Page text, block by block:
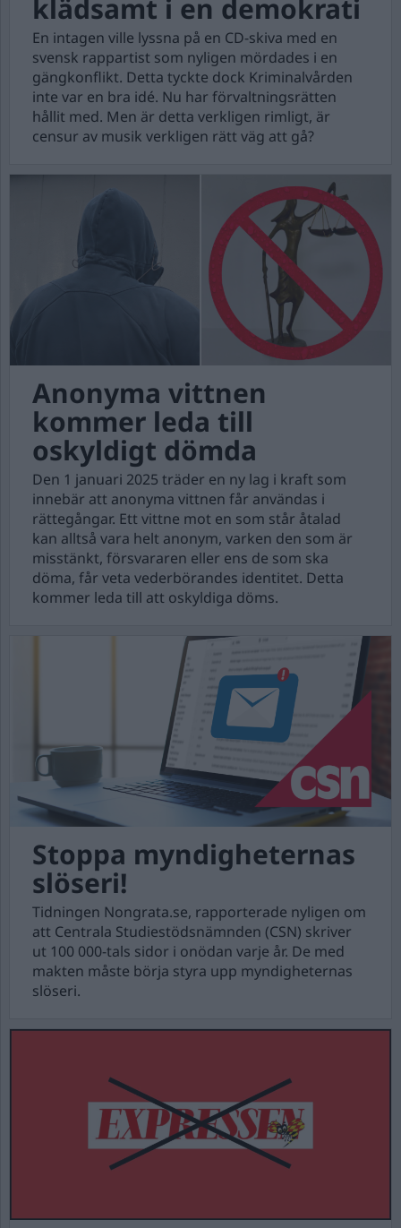
klädsamt i en demokrati
En intagen ville lyssna på en CD-skiva med en
svensk rappartist som nyligen mördades i en
gängkonflikt. Detta tyckte dock Kriminalvården
inte var en bra idé. Nu har förvaltningsrätten
hållit med. Men är detta verkligen rimligt, är
censur av musik verkligen rätt väg att gå?
Anonyma vittnen
kommer leda till
oskyldigt dömda
Den 1 januari 2025 träder en ny lag i kraft som
innebär att anonyma vittnen får användas i
rättegångar. Ett vittne mot en som står åtalad
kan alltså vara helt anonym, varken den som är
misstänkt, försvararen eller ens de som ska
döma, får veta vederbörandes identitet. Detta
kommer leda till att oskyldiga döms.
Stoppa myndigheternas
slöseri!
Tidningen Nongrata.se, rapporterade nyligen om
att Centrala Studiestödsnämnden (CSN) skriver
ut 100 000-tals sidor i onödan varje år. De med
makten måste börja styra upp myndigheternas
slöseri.